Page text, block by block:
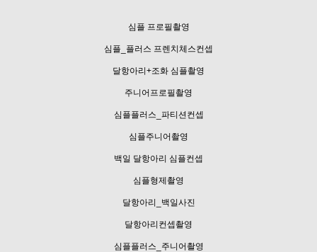
심플 프로필촬영
심플_플러스 프렌치체스컨셉
달항아리+조화 심플촬영
주니어프로필촬영
심플플러스_파티션컨셉
심플주니어촬영
백일 달항아리 심플컨셉
심플형제촬영
달항아리_백일사진
달항아리컨셉촬영
심플플러스_주니어촬영